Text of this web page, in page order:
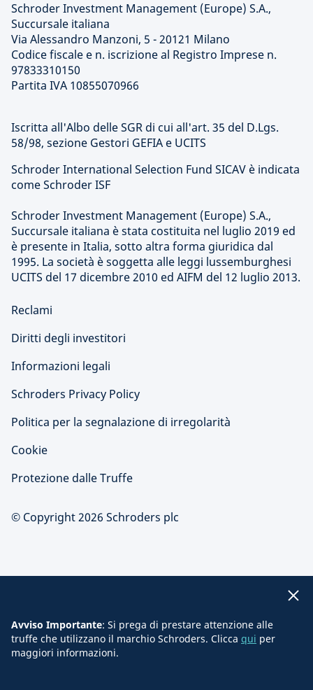
Schroder Investment Management (Europe) S.A.,
Succursale italiana
Via Alessandro Manzoni, 5 - 20121 Milano
Codice fiscale e n. iscrizione al Registro Imprese n.
97833310150
Partita IVA 10855070966
Iscritta all'Albo delle SGR di cui all'art. 35 del D.Lgs.
58/98, sezione Gestori GEFIA e UCITS
Schroder International Selection Fund SICAV è indicata
come Schroder ISF
Schroder Investment Management (Europe) S.A.,
Succursale italiana è stata costituita nel luglio 2019 ed
è presente in Italia, sotto altra forma giuridica dal
1995. La società è soggetta alle leggi lussemburghesi
UCITS del 17 dicembre 2010 ed AIFM del 12 luglio 2013.
Reclami
Diritti degli investitori
Informazioni legali
Schroders Privacy Policy
Politica per la segnalazione di irregolarità
Cookie
Protezione dalle Truffe
© Copyright 2026 Schroders plc
Avviso Importante: Si prega di prestare attenzione alle
truffe che utilizzano il marchio Schroders. Clicca qui per
maggiori informazioni.